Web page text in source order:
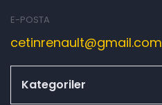
E-POSTA
cetinrenault@gmail.com
Kategoriler